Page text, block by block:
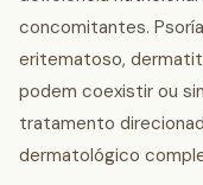
concomitantes.
eritematoso,
podem coexistir ou
tratamento
dermatológico